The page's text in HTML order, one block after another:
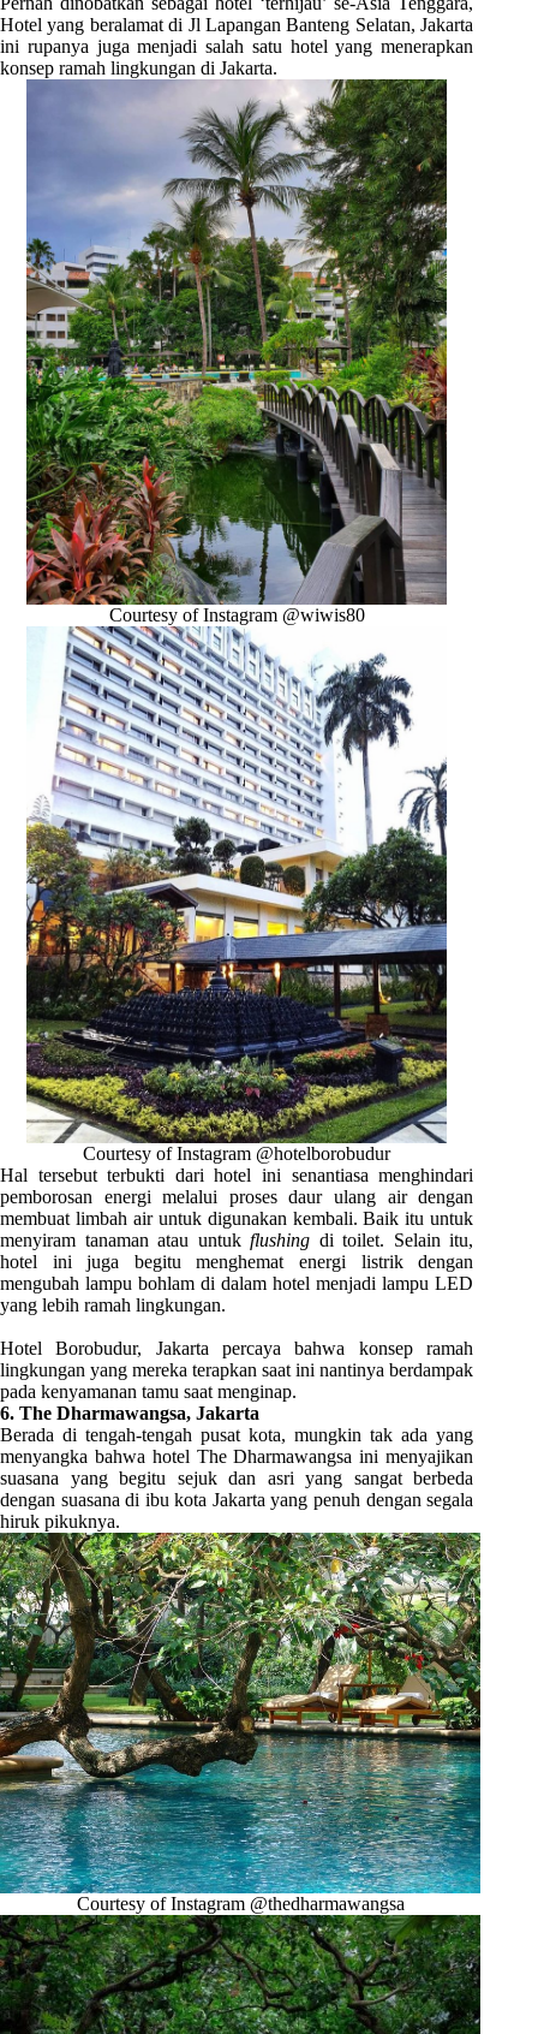
Hotel yang beralamat di Jl Lapangan Banteng Selatan, Jakarta
ini rupanya juga menjadi salah satu hotel yang menerapkan
konsep ramah lingkungan di Jakarta.
Courtesy of Instagram @wiwis80
Courtesy of Instagram @hotelborobudur
Hal tersebut terbukti dari hotel ini senantiasa menghindari
pemborosan energi melalui proses daur ulang airdengan
membuat limbah air untuk digunakan kembali. Baik itu untuk
menyiram tanaman atau untukflushing di toilet. Selain itu,
hotel ini juga begitu menghemat energi listrik dengan
mengubah lampu bohlam di dalam hotel menjadi lampu LED
yang lebih ramah lingkungan.
Hotel Borobudur, Jakarta percaya bahwa konsep ramah
lingkungan yang mereka terapkan saat ini nantinya berdampak
pada kenyamanan tamu saat menginap.
6. The Dharmawangsa, Jakarta
Berada di tengah-tengah pusat kota, mungkin tak ada yang
menyangka bahwa hotel The Dharmawangsa ini menyajikan
suasana yang begitu sejuk dan asri yang sangat berbeda
dengan suasana di ibu kota Jakarta yang penuh dengan segala
hiruk pikuknya.
Courtesy of Instagram @thedharmawangsa